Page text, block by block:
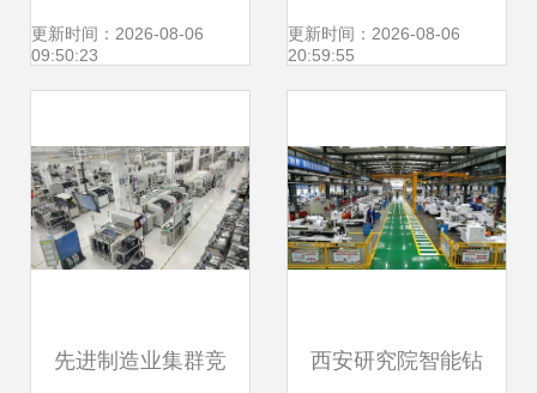
合会可信服务联盟
更新时间：2026-08-06
09:50:23
术咨询服务攻略
更新时间：2026-08-06
20:59:55
先进制造业集群竞 西安研究院智能钻